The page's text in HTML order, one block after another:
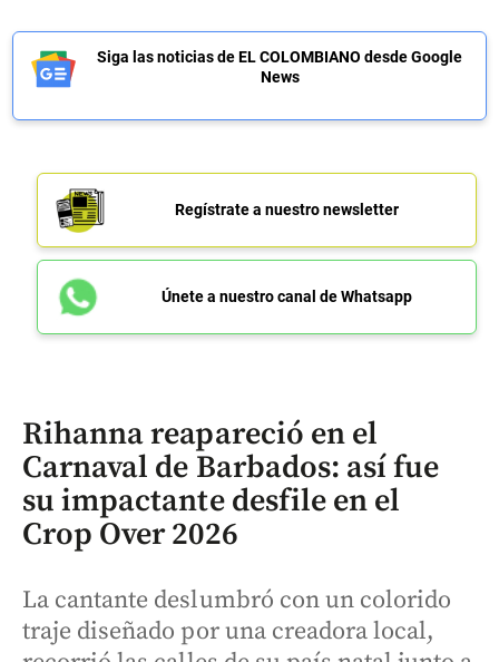
Siga las noticias de EL COLOMBIANO desde Google
News
Regístrate a nuestro newsletter
Únete a nuestro canal de Whatsapp
Rihanna reapareció en el
Carnaval de Barbados: así fue
su impactante desfile en el
Crop Over 2026
La cantante deslumbró con un colorido
traje diseñado por una creadora local,